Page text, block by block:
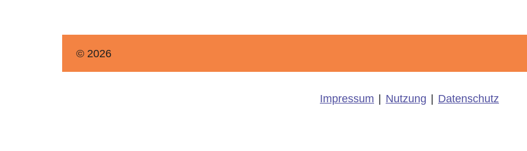
© 2026
Impressum Nutzung Datenschutz